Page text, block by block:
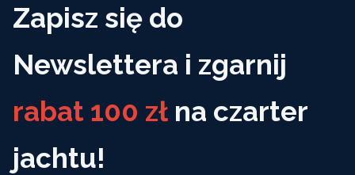
Zapisz się do
Newslettera i zgarnij
rabat 100 zł na czarter
jachtu!